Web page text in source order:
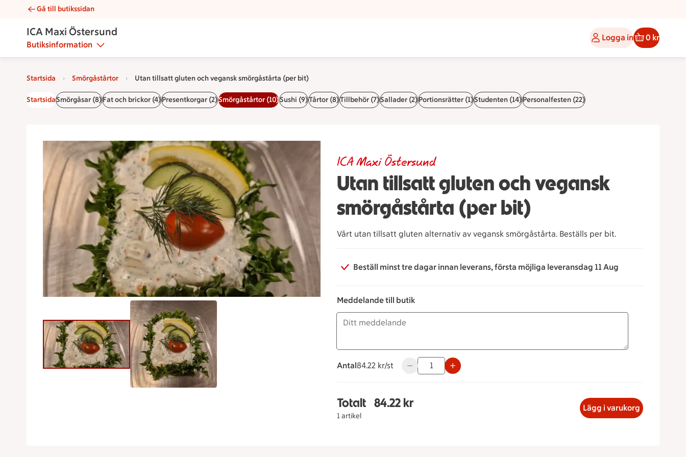
Utan tillsatt gluten och vegansk smörgåstårta (per bit) | Catering ICA Maxi Östersund
Gå till butikssidan
ICA Maxi Östersund
Butiksinformation
Logga in 0 kr
Startsida Smörgåstårtor Utan tillsatt gluten och vegansk smörgåstårta (per bit)
StartsidaSmörgåsar (8)Fat och brickor (4)Presentkorgar (2)Smörgåstårtor (10)Sushi (9)Tårtor (8)Tillbehör (7)Sallader (2)Portionsrätter (1)Studenten (14)Personalfesten (22)
Utan tillsatt gluten och vegansk
smörgåstårta (per bit)
ICA Maxi Östersund
Vårt utan tillsatt gluten alternativ av vegansk smörgåstårta. Beställs per bit.
Beställ minst tre dagar innan leverans, första möjliga leveransdag 11 Aug
Meddelande till butik
Antal
84.22 kronor styck
84.22 kr/st Använd knapparna för att minska eller öka värdet, eller ange ett värde
Totalt
1 artikel
Totalt 1 stycken Utan tillsatt gluten och vegansk smörgåstårta (per bit), 84.22 kronor
84.22 kr Lägg i varukorg